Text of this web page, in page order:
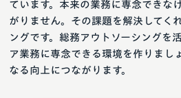
ています。本来の業務に専念できな
がりません。その課題を解決してく
ングです。総務アウトソーシングを
ア業務に専念できる環境を作りまし
なる向上につながります。